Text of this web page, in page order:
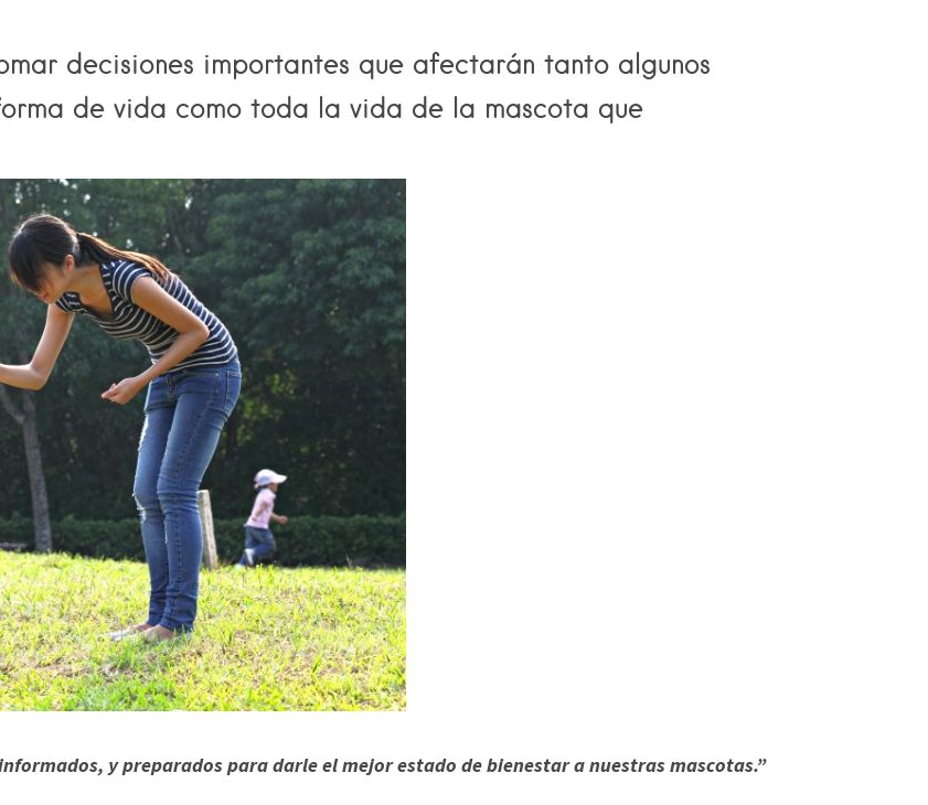
decisiones importantes que afectarán tanto algunos
de vida como toda la vida de la mascota que
y preparados para darle el mejor estado de bienestar a nuestras mascotas.”